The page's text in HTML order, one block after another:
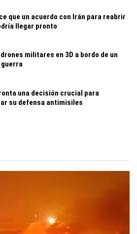
que un acuerdo con Irán para reabrir
llegar pronto
militares en 3D a bordo de un
guerra
una decisión crucial para
su defensa antimisiles